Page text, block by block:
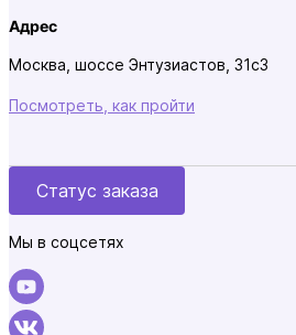
Адрес
Москва, шоссе Энтузиастов, 31с3
Посмотреть, как пройти
Статус заказа
Мы в соцсетях